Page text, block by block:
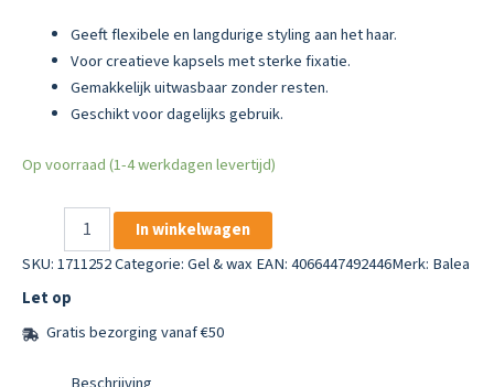
Geeft flexibele en langdurige styling aan het haar.
Voor creatieve kapsels met sterke fixatie.
Gemakkelijk uitwasbaar zonder resten.
Geschikt voor dagelijks gebruik.
Op voorraad (1-4 werkdagen levertijd)
Power
aantal
In winkelwagen
SKU:1711252Categorie:Gel & wax EAN: 4066447492446Merk: Balea
Let op
Gratis bezorging vanaf €50